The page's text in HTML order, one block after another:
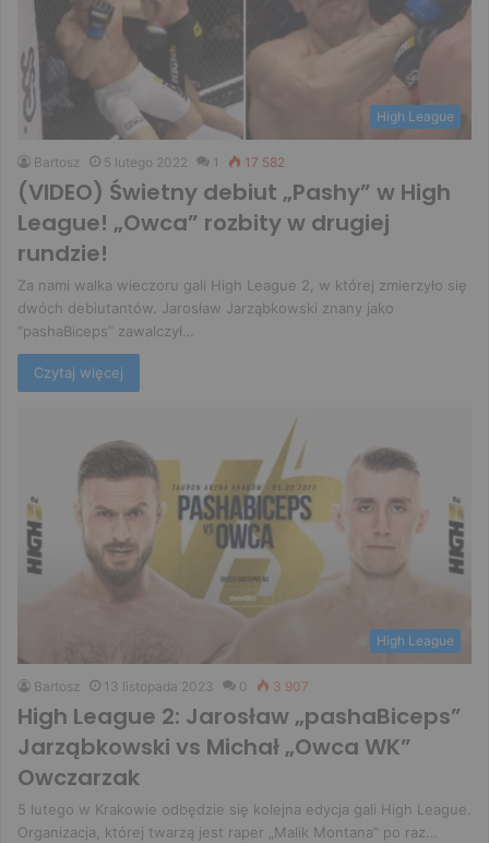
High League
Bartosz 5 lutego 2022 1 17 582
(VIDEO) Świetny debiut „Pashy” w High
League! „Owca” rozbity w drugiej
rundzie!
Za nami walka wieczoru gali High League 2, w której zmierzyło się
dwóch debiutantów. Jarosław Jarząbkowski znany jako
“pashaBiceps” zawalczył…
Czytaj więcej
High League
Bartosz 13 listopada 2023 0 3 907
High League 2: Jarosław „pashaBiceps”
Jarząbkowski vs Michał „Owca WK”
Owczarzak
5 lutego w Krakowie odbędzie się kolejna edycja gali High League.
Organizacja, której twarzą jest raper „Malik Montana” po raz…